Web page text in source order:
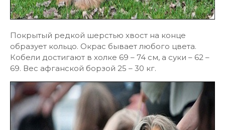
Покрытый редкой шерстью хвост на конце
образует кольцо. Окрас бывает любого цвета.
Кобели достигают в холке 69 – 74 см, а суки – 62 –
69. Вес афганской борзой 25 – 30 кг.